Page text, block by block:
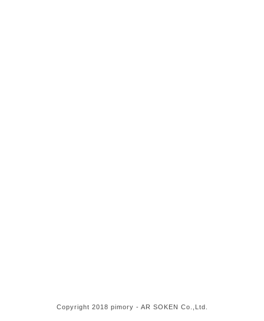
Copyright 2018 pimory - AR SOKEN Co.,Ltd.